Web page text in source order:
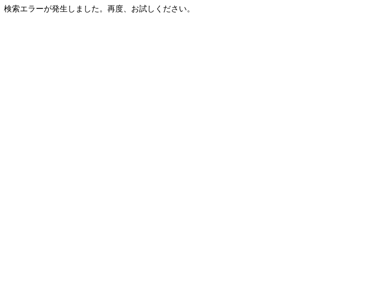
検索エラーが発生しました。再度、お試しください。